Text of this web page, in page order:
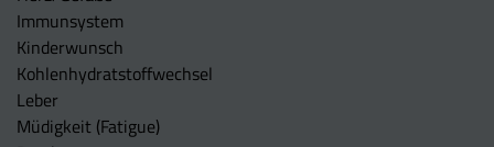
Immunsystem
Kinderwunsch
Kohlenhydratstoffwechsel
Leber
Müdigkeit (Fatigue)